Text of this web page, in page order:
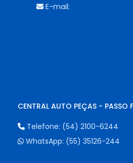
E-mail:
CENTRAL AUTO PEÇAS - PASSO
Telefone: (54) 2100-6244
WhatsApp: (55) 35126-244